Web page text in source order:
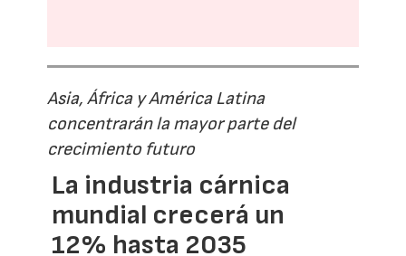
Asia, África y América Latina
concentrarán la mayor parte del
crecimiento futuro
La industria cárnica
mundial crecerá un
12% hasta 2035